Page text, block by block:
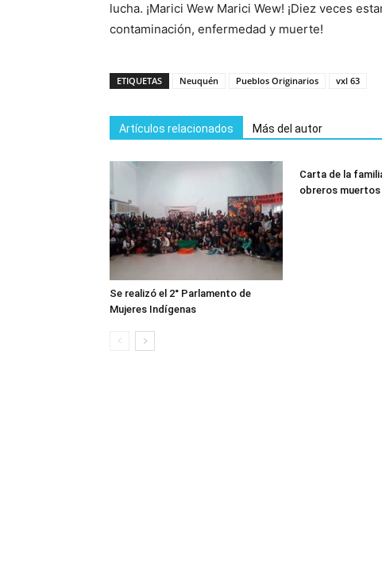
lucha. ¡Marici Wew Marici Wew! ¡Diez veces
contaminación, enfermedad y muerte!
ETIQUETAS Neuquén Pueblos Originarios vxl 63
Artículos relacionados Más del autor
Se realizó el 2° Parlamento de
Mujeres Indígenas
Carta de la
obreros muertos